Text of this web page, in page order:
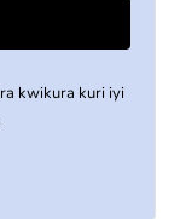
kwikura kuri iyi